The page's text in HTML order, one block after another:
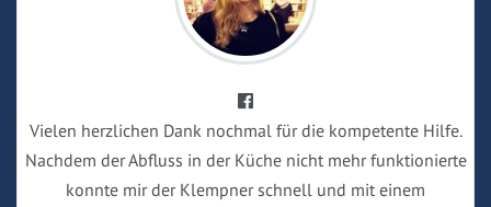
Vielen herzlichen Dank nochmal für die kompetente Hilfe.
Nachdem der Abfluss in der Küche nicht mehr funktionierte
konnte mir der Klempner schnell und mit einem